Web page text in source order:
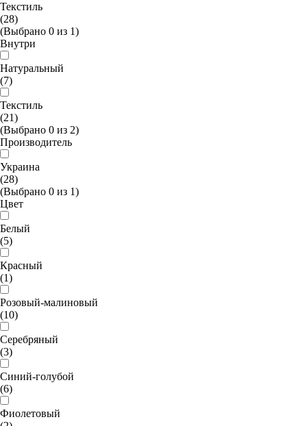
Текстиль
(28)
(Выбрано 0 из 1)
Внутри
Натуральный
(7)
Текстиль
(21)
(Выбрано 0 из 2)
Производитель
Украина
(28)
(Выбрано 0 из 1)
Цвет
Белый
(5)
Красный
(1)
Розовый-малиновый
(10)
Серебряный
(3)
Синий-голубой
(6)
Фиолетовый